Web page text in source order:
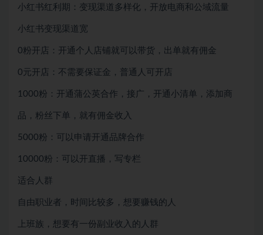
小红书红利期：变现渠道多样化，开放电商和公域流量
小红书变现渠道宽
0粉开店：开通个人店铺就可以带货，出单就有佣金
0元开店：不需要保证金，普通人可开店
1000粉：开通蒲公英合作，接广，开通小清单，添加商
品，粉丝下单，就有佣金收入
5000粉：可以申请开通品牌合作
10000粉：可以开直播，写专栏
适合人群
自由职业者，时间比较多，想要赚钱的人
上班族，想要有一份副业收入的人群